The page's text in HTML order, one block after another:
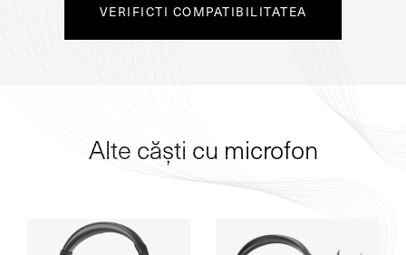
VERIFICTI COMPATIBILITATEA
Alte căști cu microfon